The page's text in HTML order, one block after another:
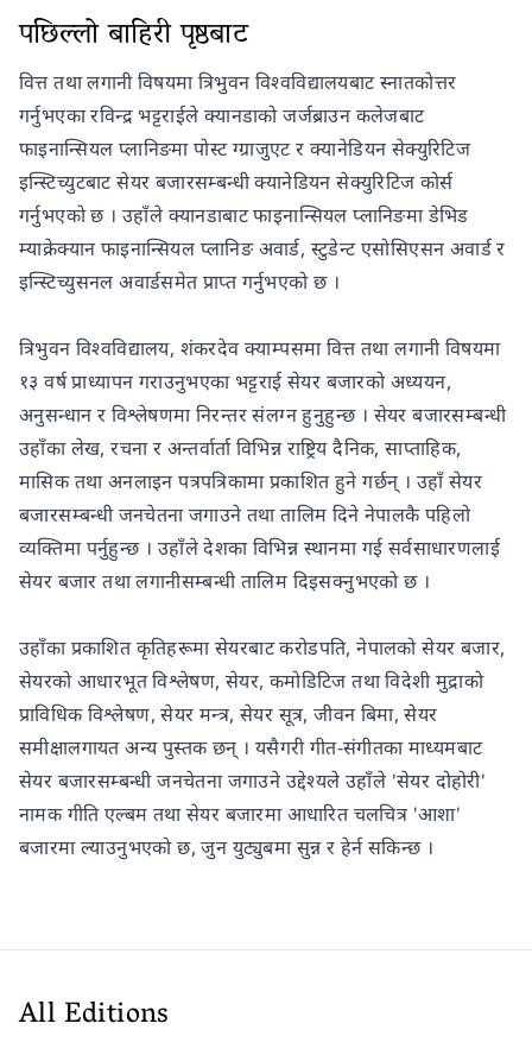
पछिल्लो बाहिरी पृष्ठबाट
वित्त तथा लगानी विषयमा त्रिभुवन विश्वविद्यालयबाट स्नातकोत्तर
गर्नुभएका रविन्द्र भट्टराईले क्यानडाको जर्जब्राउन कलेजबाट
फाइनान्सियल प्लानिङमा पोस्ट ग्ग्राजुएट र क्यानेडियन सेक्युरिटिज
इन्स्टिच्युटबाट सेयर बजारसम्बन्धी क्यानेडियन सेक्युरिटिज कोर्स
गर्नुभएको छ । उहाँले क्यानडाबाट फाइनान्सियल प्लानिङमा डेभिड
म्याक्रेक्यान फाइनान्सियल प्लानिङ अवार्ड, स्टुडेन्ट एसोसिएसन अवार्ड र
इन्स्टिच्युसनल अवार्डसमेत प्राप्त गर्नुभएको छ ।
त्रिभुवन विश्वविद्यालय, शंकरदेव क्याम्पसमा वित्त तथा लगानी विषयमा
१३ वर्ष प्राध्यापन गराउनुभएका भट्टराई सेयर बजारको अध्ययन,
अनुसन्धान र विश्लेषणमा निरन्तर संलग्न हुनुहुन्छ । सेयर बजारसम्बन्धी
उहाँका लेख, रचना र अन्तर्वार्ता विभिन्न राष्ट्रिय दैनिक, साप्ताहिक,
मासिक तथा अनलाइन पत्रपत्रिकामा प्रकाशित हुने गर्छन् । उहाँ सेयर
बजारसम्बन्धी जनचेतना जगाउने तथा तालिम दिने नेपालकै पहिलो
व्यक्तिमा पर्नुहुन्छ । उहाँले देशका विभिन्न स्थानमा गई सर्वसाधारणलाई
सेयर बजार तथा लगानीसम्बन्धी तालिम दिइसक्नुभएको छ ।
उहाँका प्रकाशित कृतिहरूमा सेयरबाट करोडपति, नेपालको सेयर बजार,
सेयरको आधारभूत विश्लेषण, सेयर, कमोडिटिज तथा विदेशी मुद्राको
प्राविधिक विश्लेषण, सेयर मन्त्र, सेयर सूत्र, जीवन बिमा, सेयर
समीक्षालगायत अन्य पुस्तक छन् । यसैगरी गीत-संगीतका माध्यमबाट
सेयर बजारसम्बन्धी जनचेतना जगाउने उद्देश्यले उहाँले 'सेयर दोहोरी'
नामक गीति एल्बम तथा सेयर बजारमा आधारित चलचित्र 'आशा'
बजारमा ल्याउनुभएको छ, जुन युट्युबमा सुन्न र हेर्न सकिन्छ ।
All Editions